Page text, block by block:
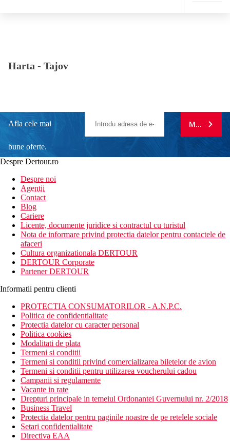
Harta - Tajov
Afla cele mai
bune oferte.
newsletter!
MA
Despre Dertour.ro
Despre noi
Agentii
Contact
Blog
Cariere
Licente, documente juridice si contractul cu turistul
Nota de informare privind protectia datelor pentru contactele de
afaceri
Cultura organizationala DERTOUR
DERTOUR Corporate
Partener DERTOUR
Informatii pentru clienti
PROTECTIA CONSUMATORILOR - A.N.P.C.
Politica de confidentialitate
Protectia datelor cu caracter personal
Politica cookies
Modalitati de plata
Termeni si conditii
Termeni si conditii privind comercializarea biletelor de avion
Termeni si conditii pentru utilizarea voucherului cadou
Campanii si regulamente
Vacante in rate
Drepturi principale in temeiul Ordonantei Guvernului nr. 2/2018
Business Travel
Protectia datelor pentru paginile noastre de pe retelele sociale
Setari confidentialitate
Directiva EAA